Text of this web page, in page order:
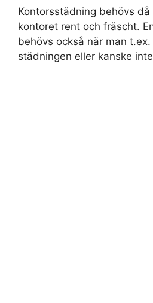
Kontorsstädning behövs
kontoret rent och fräscht.
behövs också när man
städningen eller kanske